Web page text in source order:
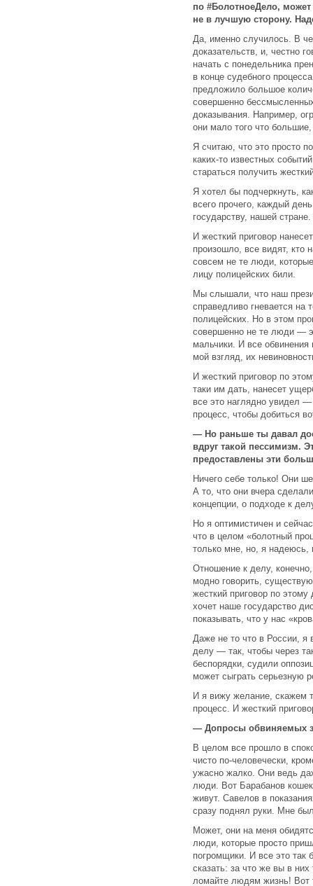
по #БолотноеДело,
не в лучшую сторону.
Да, именно случилось. В
доказательств, и, честно
начать с понедельника
в конце судебного
предложило большое
совершенно
доказывания. Например,
они мало того что
Я считаю, что это просто
каких-то известных
стараться получить
Я хотел бы подчеркнуть,
всего прочего, каждый
государству, нашей стране.
И жесткий приговор
произошло, все видят, кто
совсем не те люди,
лицу полицейских били.
Мы слышали, что наш
справедливо гневается на
полицейских. Но в этом
совершенно не те люди —
мальчики. И все
мой взгляд, их
И жесткий приговор по
таки им дать, нанесет
все это наглядно увидел —
процесс, чтобы добиться
— Но раньше ты давал
вдруг такой пессимизм.
предоставлены эти
Ничего себе только! Они
А то, что они вчера
концепции, о подходе к
Но я оптимистичен и
что в целом «болотный
только мне, но, я
Отношение к делу,
модно говорить,
жесткий приговор по
хочет наше государство
показывать, что у нас
Даже не то что в России, я
делу — так, чтобы через
беспорядки, судили
может сыграть серьезную
И я вижу желание, скажем
процесс. И жесткий
— Допросы обвиняемых
В целом все прошло в
чисто по-человечески,
ужасно жалко. Они ведь
люди. Вот Барабанов
живут. Савелов в
сразу поднял руки. Мне
Может, они на меня
люди, которые просто
погромщики. И все это так
сказать: за что же вы в
ломайте людям жизнь! Вот